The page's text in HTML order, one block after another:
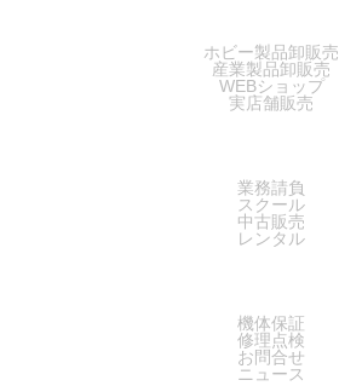
ホビー製品卸販売
産業製品卸販売
WEBショップ
実店舗販売
業務請負
スクール
中古販売
レンタル
機体保証
修理点検
お問合せ
ニュース